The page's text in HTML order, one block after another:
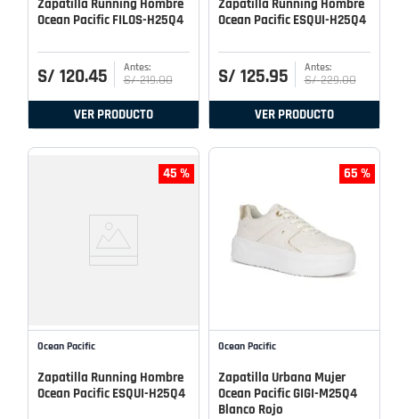
Zapatilla Running Hombre
Ocean Pacific FILOS-H25Q4
S/ 120.45 S/ 219.00
VER PRODUCTO
Zapatilla Running Hombre
Ocean Pacific ESQUI-H25Q4
S/ 125.95 S/ 229.00
VER PRODUCTO
45 %
Ocean Pacific
Zapatilla Running Hombre
Ocean Pacific ESQUI-H25Q4
65 %
Ocean Pacific
Zapatilla Urbana Mujer
Ocean Pacific GIGI-M25Q4
Blanco Rojo